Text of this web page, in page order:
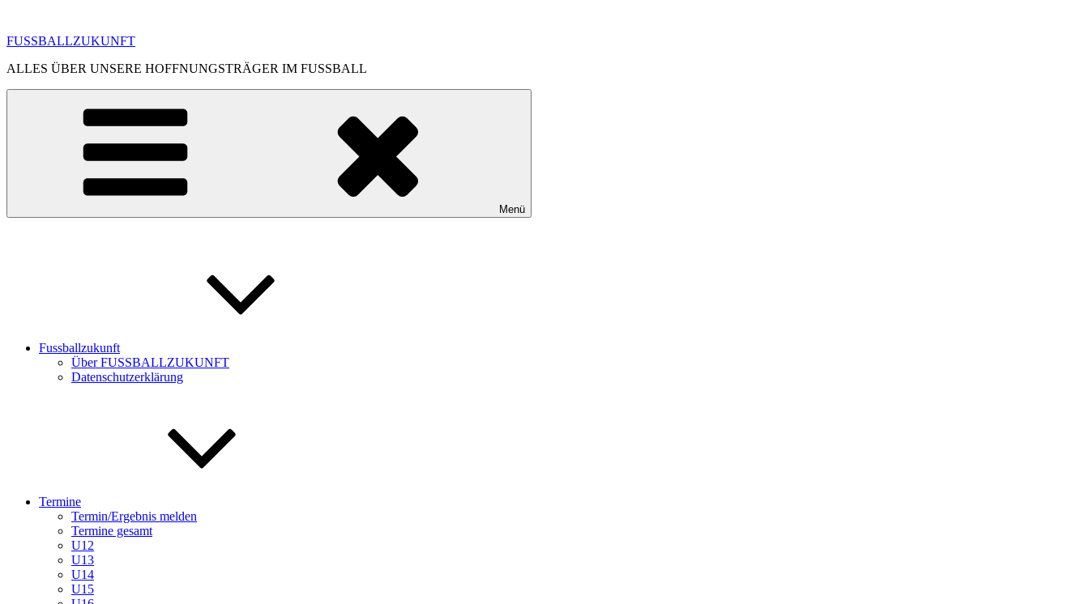
springen
FUSSBALLZUKUNFT
ALLES ÜBER UNSERE HOFFNUNGSTRÄGER IM FUSSBALL
Menü
Fussballzukunft
Über FUSSBALLZUKUNFT
Datenschutzerklärung
Termine
Termin/Ergebnis melden
Termine gesamt
U12
U13
U14
U15